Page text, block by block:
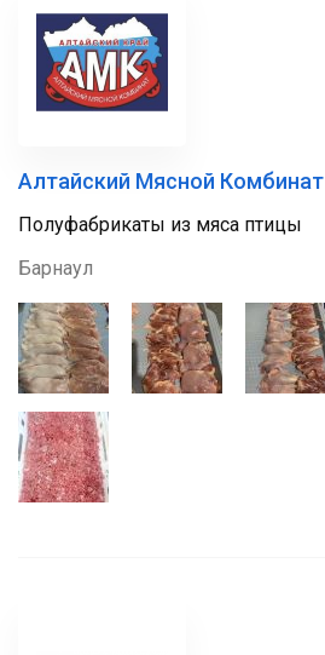
Алтайский Мясной Комбинат
Полуфабрикаты из мяса птицы
Барнаул